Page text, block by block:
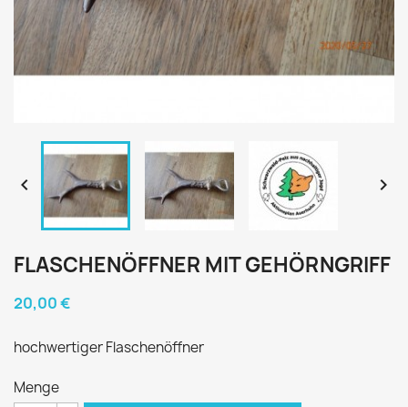
 
FLASCHENÖFFNER MIT GEHÖRNGRIFF
20,00 €
hochwertiger Flaschenöffner
Menge